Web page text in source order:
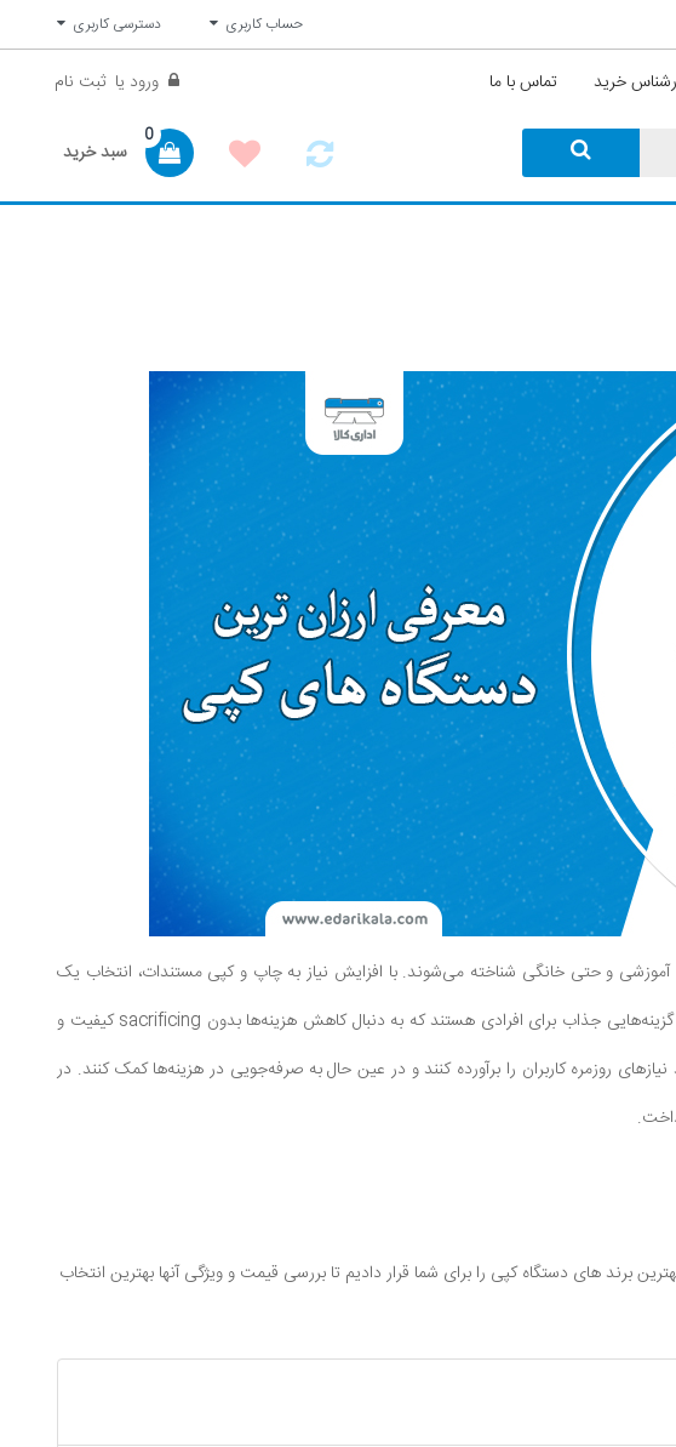
حساب کاربری دسترسی کاربری
خرید تماس با ما ورود یا ثبت نام
سبد خرید
0
آموزشی و حتی خانگی شناخته می‌شوند. با افزایش نیاز به چاپ و کپی مستندات، انتخاب یک
دستگاه کپی مناسب و اقتصادی اهمیت ویژه‌ای پیدا کرده است. دستگاه‌های کپی ارزان، گزینه‌هایی جذاب برای افرادی هستند که به دنبال کاهش هزینه‌ها بدون sacrificing کیفیت و
روزمره کاربران را برآورده کنند و در عین حال به صرفه‌جویی در هزینه‌ها کمک کنند. در
برند های دستگاه کپی را برای شما قرار دادیم تا بررسی قیمت و ویژگی آنها بهترین انتخاب